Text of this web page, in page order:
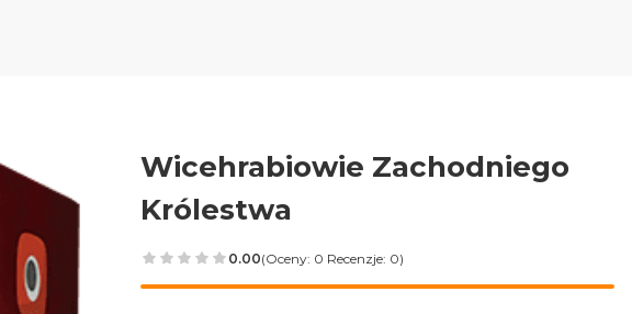
Wicehrabiowie Zachodniego
Królestwa
0.00(Oceny: 0 Recenzje: 0)
Przejdź do sekcji Opinie